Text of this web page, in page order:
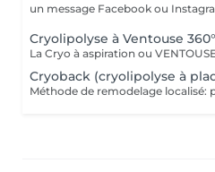
un message Facebook ou
Cryolipolyse à Ventouse 360°
Cryoback (cryolipolyse à